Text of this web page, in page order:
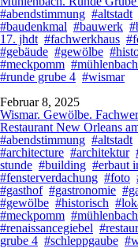
#abendstimmung #altstadt
#baudenkmal #bauwerk
17. jhdt #fachwerkhaus
#gebäude #gewölbe
#meckpomm #mühlenbach
#runde grube 4 #wismar
Februar 8, 2025
Wismar. Gewölbe.
Restaurant New Orleans
#abendstimmung #altstadt
#architecture #architektur
stunde #building #erbaut
#fensterverdachung #foto
#gasthof #gastronomie
#gewölbe #historisch
#meckpomm #mühlenbach
#renaissancegiebel
grube 4 #schleppgaube